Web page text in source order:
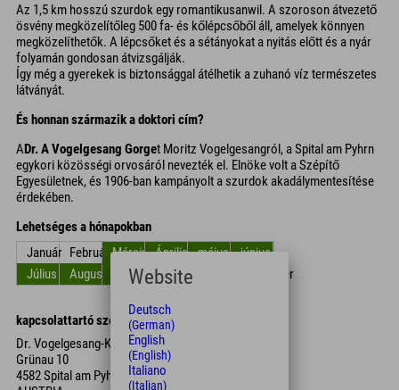
Az 1,5 km hosszú szurdok egy romantikusanwil. A szoroson átvezető
ösvény megközelítőleg 500 fa- és kőlépcsőből áll, amelyek könnyen
megközelíthetők. A lépcsőket és a sétányokat a nyitás előtt és a nyár
folyamán gondosan átvizsgálják.
Így még a gyerekek is biztonsággal átélhetik a zuhanó víz természetes
látványát.
És honnan származik a doktori cím?
ADr. A Vogelgesang Gorget Moritz Vogelgesangról, a Spital am Pyhrn
egykori közösségi orvosáról nevezték el. Elnöke volt a Szépítő
Egyesületnek, és 1906-ban kampányolt a szurdok akadálymentesítése
érdekében.
Lehetséges a hónapokban
Január Február MárciusÁprilis május
június
Július
Augusztus Szept. Október December
kapcsolattartó személy
Dr. Vogelgesang-Klamm
Grünau 10
4582 Spital am Pyhrn
Website
Deutsch
(German)
English
(English)
Italiano
(Italian)